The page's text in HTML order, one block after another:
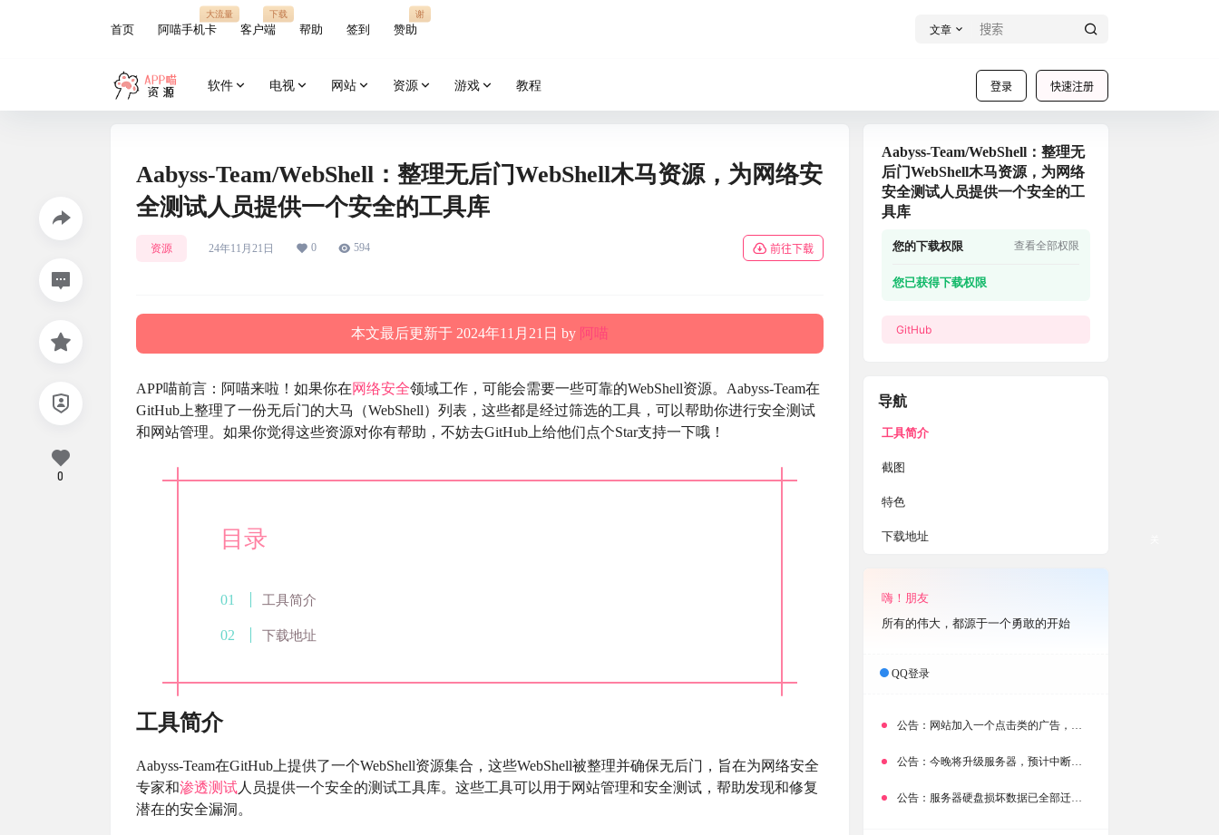
首页 阿喵手机卡
大流量
客户端
下载
帮助 签到 赞助
谢
文章
登录 快速注册
软件 电视 网站 资源 游戏 教程
Aabyss-Team/WebShell：整理无后门WebShell木马资源，为网络安
全测试人员提供一个安全的工具库
资源 24年11月21日 0 594 前往下载
本文最后更新于 2024年11月21日 by 阿喵
APP喵前言：阿喵来啦！如果你在网络安全领域工作，可能会需要一些可靠的WebShell资源。Aabyss-Team在
GitHub上整理了一份无后门的大马（WebShell）列表，这些都是经过筛选的工具，可以帮助你进行安全测试
和网站管理。如果你觉得这些资源对你有帮助，不妨去GitHub上给他们点个Star支持一下哦！
目录
工具简介
下载地址
工具简介
Aabyss-Team在GitHub上提供了一个WebShell资源集合，这些WebShell被整理并确保无后门，旨在为网络安全
专家和渗透测试人员提供一个安全的测试工具库。这些工具可以用于网站管理和安全测试，帮助发现和修复
潜在的安全漏洞。
0
Aabyss-Team/WebShell：整理无
后门WebShell木马资源，为网络
安全测试人员提供一个安全的工
具库
您的下载权限 查看全部权限
您已获得下载权限
GitHub
导航
工具简介
截图
特色
下载地址
嗨！朋友
所有的伟大，都源于一个勇敢的开始
QQ登录
公告： 网站加入一个点击类的广告，大家点击下载按钮需要注意
公告： 今晚将升级服务器，预计中断时常为1分钟
公告： 服务器硬盘损坏数据已全部迁移备份，网站恢复完成！